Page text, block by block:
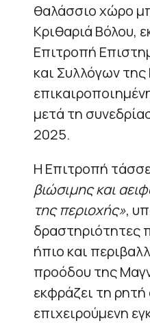
θαλάσσιο χώρο
Κριθαριά Βόλου,
Επιτροπή
και Συλλόγων
μετά τη
2025.
Η Επιτροπή
βιώσιμης και
της περιοχής»,
δραστηριότητες
ήπιο και
προόδου της
εκφράζει τη
επιχειρούμενη